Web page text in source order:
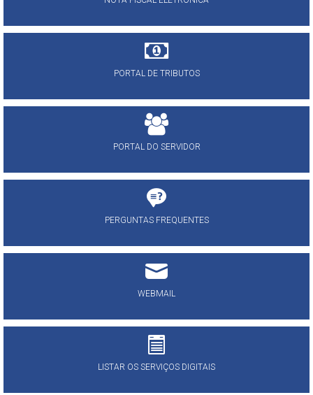
PORTAL DE TRIBUTOS
PORTAL DO SERVIDOR
PERGUNTAS FREQUENTES
WEBMAIL
LISTAR OS SERVIÇOS DIGITAIS